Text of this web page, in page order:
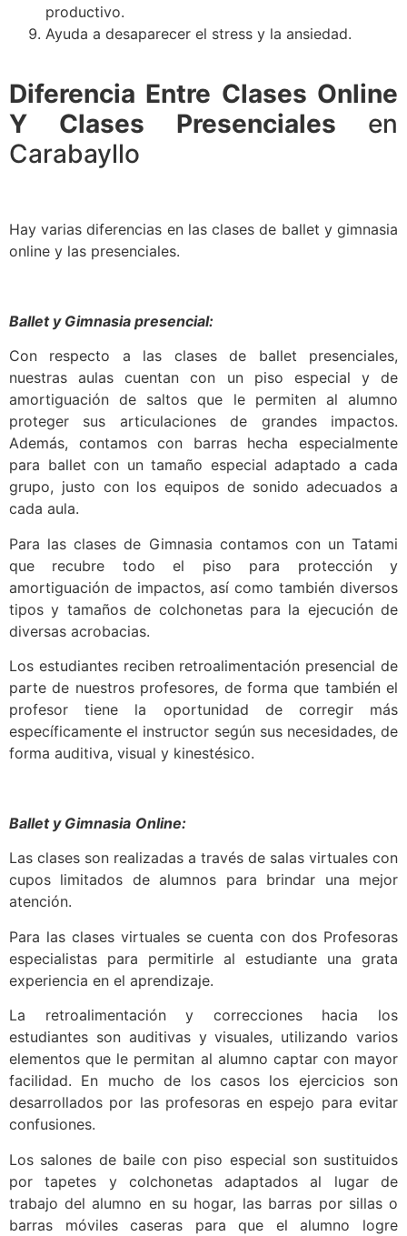
productivo.
Ayuda a desaparecer el stress y la ansiedad.
Diferencia Entre Clases Online
Y Clases Presenciales en
Carabayllo
Hay varias diferencias en las clases de ballet y gimnasia
online y las presenciales.
Ballet y Gimnasia presencial:
Con respecto a las clases de ballet presenciales,
nuestras aulas cuentan con un piso especial y de
amortiguación de saltos que le permiten al alumno
proteger sus articulaciones de grandes impactos.
Además, contamos con barras hecha especialmente
para ballet con un tamaño especial adaptado a cada
grupo, justo con los equipos de sonido adecuados a
cada aula.
Para las clases de Gimnasia contamos con un Tatami
que recubre todo el piso para protección y
amortiguación de impactos, así como también diversos
tipos y tamaños de colchonetas para la ejecución de
diversas acrobacias.
Los estudiantes reciben retroalimentación presencial de
parte de nuestros profesores, de forma que también el
profesor tiene la oportunidad de corregir más
específicamente el instructor según sus necesidades, de
forma auditiva, visual y kinestésico.
Ballet y Gimnasia Online:
Las clases son realizadas a través de salas virtuales con
cupos limitados de alumnos para brindar una mejor
atención.
Para las clases virtuales se cuenta con dos Profesoras
especialistas para permitirle al estudiante una grata
experiencia en el aprendizaje.
La retroalimentación y correcciones hacia los
estudiantes son auditivas y visuales, utilizando varios
elementos que le permitan al alumno captar con mayor
facilidad. En mucho de los casos los ejercicios son
desarrollados por las profesoras en espejo para evitar
confusiones.
Los salones de baile con piso especial son sustituidos
por tapetes y colchonetas adaptados al lugar de
trabajo del alumno en su hogar, las barras por sillas o
barras móviles caseras para que el alumno logre